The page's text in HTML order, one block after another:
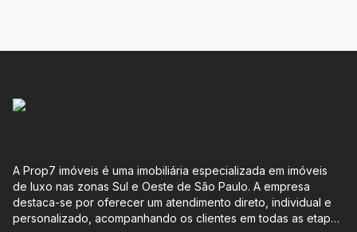
A Prop7 imóveis é uma imobiliária especializada em imóveis
de luxo nas zonas Sul e Oeste de São Paulo. A empresa
destaca-se por oferecer um atendimento direto, individual e
personalizado, acompanhando os clientes em todas as etapas